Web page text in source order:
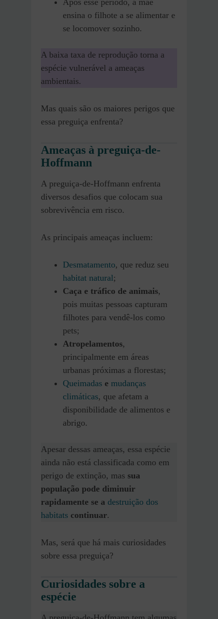
ensina o filhote a se alimentar e
se locomover sozinho.
A baixa taxa de reprodução torna a
espécie vulnerável a ameaças
ambientais.
Mas quais são os maiores perigos que
essa preguiça enfrenta?
Ameaças à preguiça-de-
Hoffmann
A preguiça-de-Hoffmann enfrenta
diversos desafios que colocam sua
sobrevivência em risco.
As principais ameaças incluem:
Desmatamento, que reduz seu
habitat natural;
Caça e tráfico de animais,
pois muitas pessoas capturam
filhotes para vendê-los como
pets;
Atropelamentos,
principalmente em áreas
urbanas próximas a florestas;
Queimadas e mudanças
climáticas, que afetam a
disponibilidade de alimentos e
abrigo.
Apesar dessas ameaças, essa espécie
ainda não está classificada como em
perigo de extinção, mas sua
população pode diminuir
rapidamente se a destruição dos
habitats continuar.
Mas, será que há mais curiosidades
sobre essa preguiça?
Curiosidades sobre a
espécie